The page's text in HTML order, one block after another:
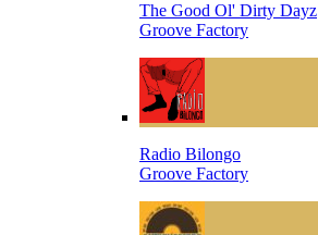
The Good Ol' Dirty Dayz
Groove Factory
Radio Bilongo
Groove Factory